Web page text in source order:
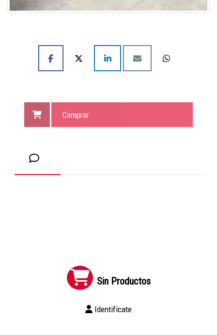
Comprar
Sin Productos
Identifícate